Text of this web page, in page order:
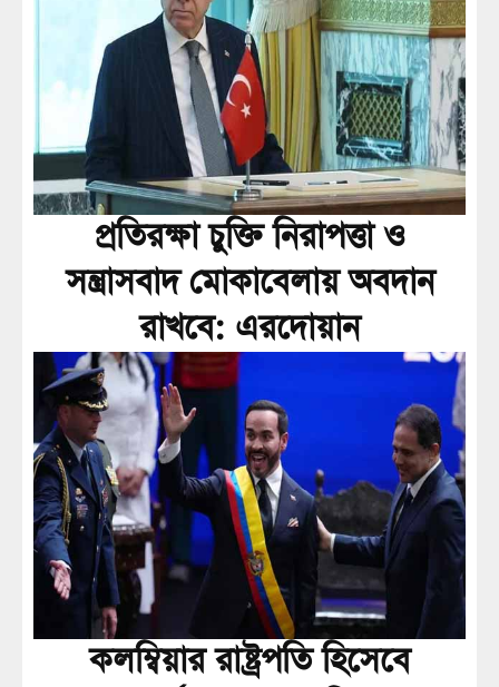
প্রতিরক্ষা চুক্তি নিরাপত্তা ও
সন্ত্রাসবাদ মোকাবেলায় অবদান
রাখবে: এরদোয়ান
কলম্বিয়ার রাষ্ট্রপতি হিসেবে